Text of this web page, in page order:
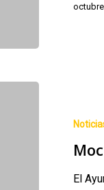
Laviana
El